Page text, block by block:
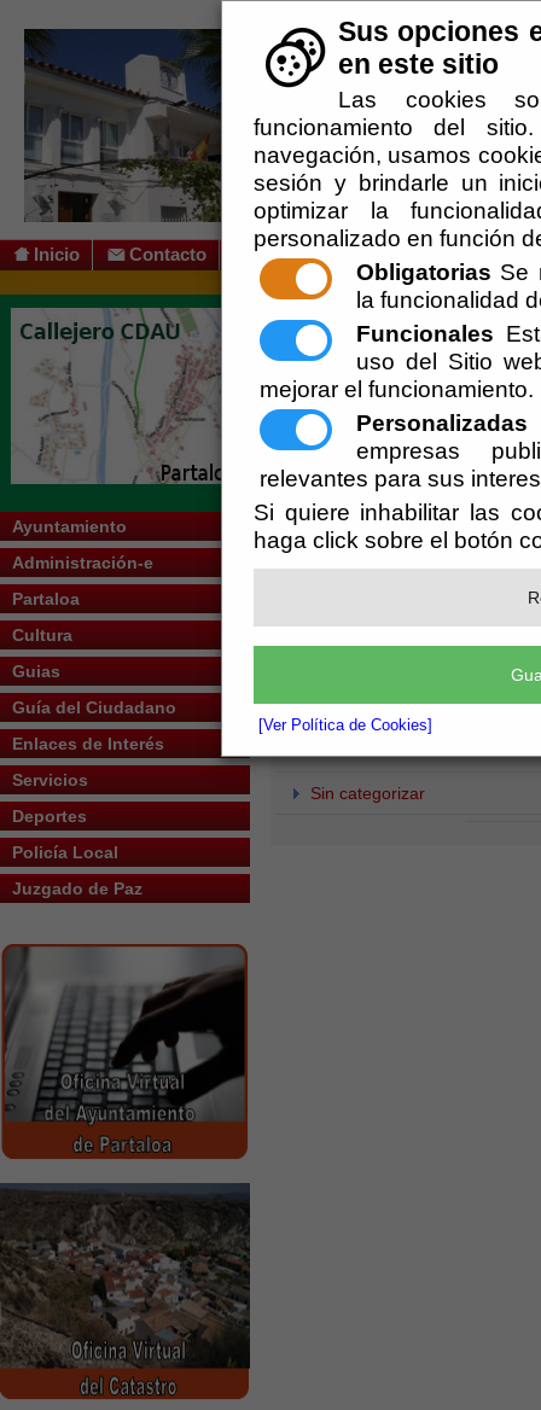
Sus opciones
en este sitio
Las cookies
funcionamiento del
navegación, usamos
sesión y brindarle un
optimizar la
personalizado en función
Obligatorias Se
la funcionalidad
Funcionales
uso del Sitio
mejorar el funcionamiento.
Personalizadas
empresas
relevantes para sus
Si quiere inhabilitar las
haga click sobre el botón
[Ver Política de Cookies]
Inicio Contacto
Ayuntamiento
Administración-e
Partaloa
Cultura
Guias
Guía del Ciudadano
Enlaces de Interés
Servicios
Deportes
Policía Local
Juzgado de Paz
Usted se encuentra aquí:Inicio //
Certificados Urbanísticos
Licencias de Obras
Licencias Ocupación
Padrón de Habitantes
Participación Ciudadana y
Protección de Datos
Suministro de Agua
Sin categorizar